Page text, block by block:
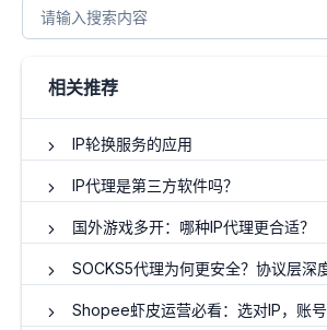
相关推荐
IP轮换服务的应用
IP代理是第三方软件吗？
国外游戏多开：哪种IP代理更合适？
SOCKS5代理为何更安全？协议层深
Shopee虾皮运营必看：选对IP，账